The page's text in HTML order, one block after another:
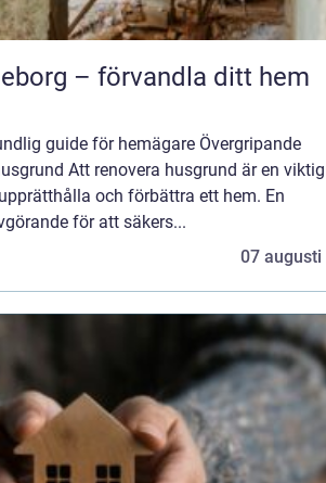
– förvandla ditt hem
guide för hemägare Övergripande
Att renovera husgrund är en
och förbättra ett hem. En
för att säkers...
07 augusti